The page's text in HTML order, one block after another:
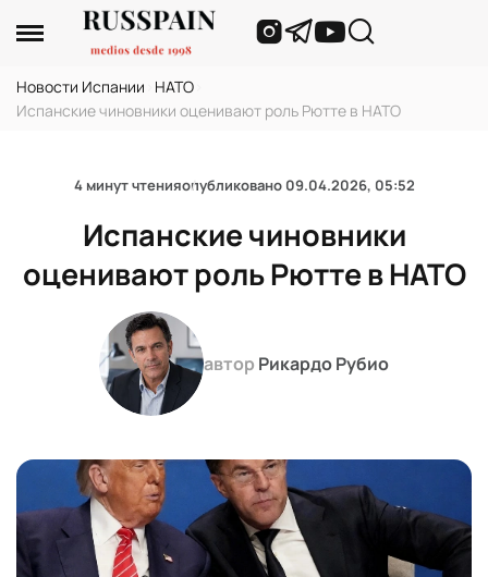
Новости Испании НАТО
Испанские чиновники оценивают роль Рютте в НАТО
4 минут чтенияопубликовано 09.04.2026, 05:52
Испанские чиновники
оценивают роль Рютте в НАТО
автор Рикардо Рубио